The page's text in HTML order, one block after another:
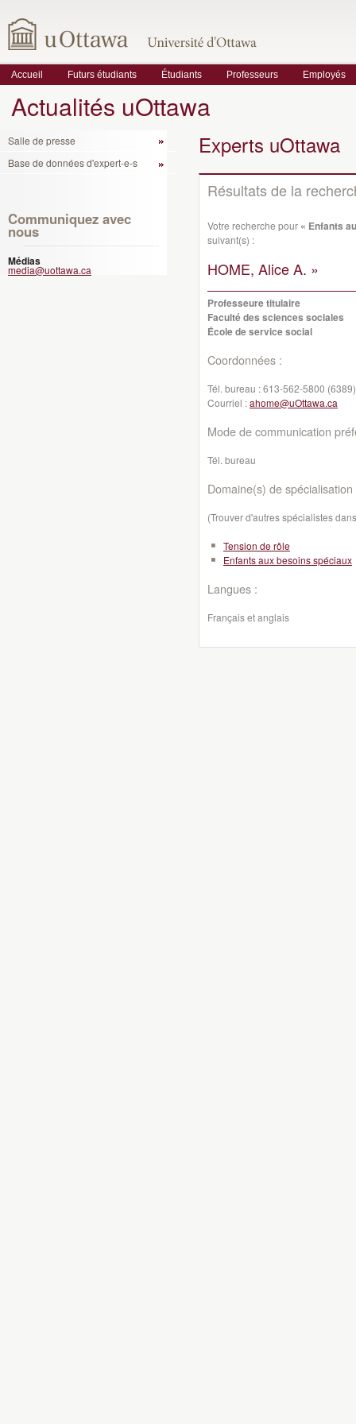
Accueil Futurs étudiants Étudiants Professeurs Employés
Actualités uOttawa
Salle de presse
Base de données d'expert-e-s
Communiquez avec
nous
Médias
media@uottawa.ca
Experts uOttawa
Résultats de la
Votre recherche pour « Enfants
suivant(s) :
HOME, Alice A. »
Professeure titulaire
Faculté des sciences sociales
École de service social
Coordonnées :
Tél. bureau :613-562-5800 (6389)
Courriel :ahome@uOttawa.ca
Mode de communication
Tél. bureau
Domaine(s) de spécialisation
(Trouver d'autres spécialistes
Tension de rôle
Enfants aux besoins spéciaux
Langues :
Français et anglais